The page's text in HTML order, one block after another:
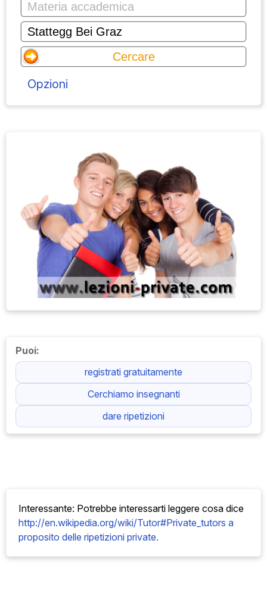
Opzioni
Puoi:
registrati gratuitamente
Cerchiamo insegnanti
dare ripetizioni
Interessante: Potrebbe interessarti leggere cosa dice
http://en.wikipedia.org/wiki/Tutor#Private_tutors a
proposito delle ripetizioni private.